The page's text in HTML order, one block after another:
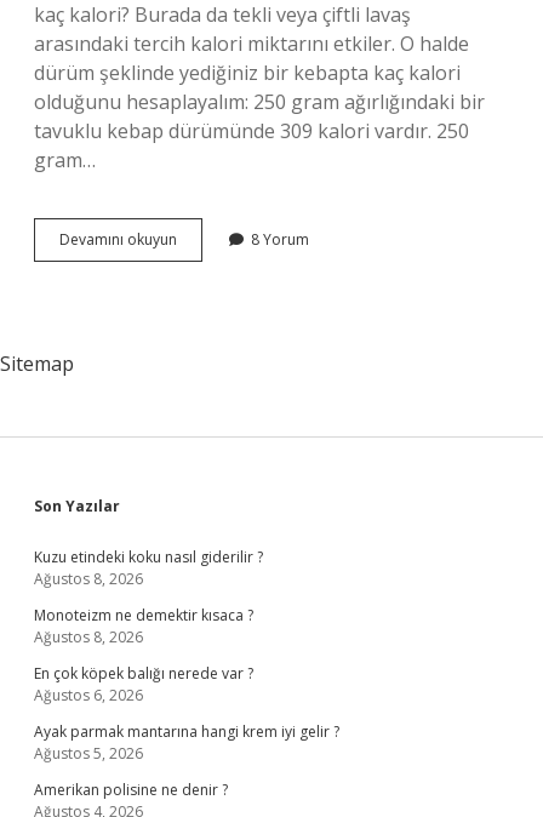
kaç kalori? Burada da tekli veya çiftli lavaş
arasındaki tercih kalori miktarını etkiler. O halde
dürüm şeklinde yediğiniz bir kebapta kaç kalori
olduğunu hesaplayalım: 250 gram ağırlığındaki bir
tavuklu kebap dürümünde 309 kalori vardır. 250
gram…
Devamını okuyun
Yaparken
8 Yorum
Sitemap
Sidebar
Son Yazılar
Kuzu etindeki koku nasıl giderilir ?
Ağustos 8, 2026
Monoteizm ne demektir kısaca ?
Ağustos 8, 2026
En çok köpek balığı nerede var ?
Ağustos 6, 2026
Ayak parmak mantarına hangi krem iyi gelir ?
Ağustos 5, 2026
Amerikan polisine ne denir ?
Ağustos 4, 2026